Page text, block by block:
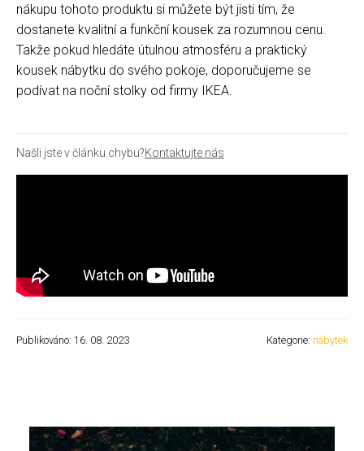
nákupu tohoto produktu si můžete být jisti tím, že
dostanete kvalitní a funkční kousek za rozumnou cenu.
Takže pokud hledáte útulnou atmosféru a praktický
kousek nábytku do svého pokoje, doporučujeme se
podívat na noční stolky od firmy IKEA.
Našli jste v článku chybu?Kontaktujte nás
Publikováno: 16. 08. 2023 Kategorie: nábytek